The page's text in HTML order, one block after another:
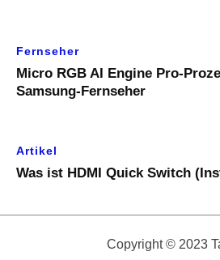
Fernseher
Micro RGB AI Engine Pro-
Samsung-Fernseher
Artikel
Was ist HDMI Quick Switch
Copyright © 2023